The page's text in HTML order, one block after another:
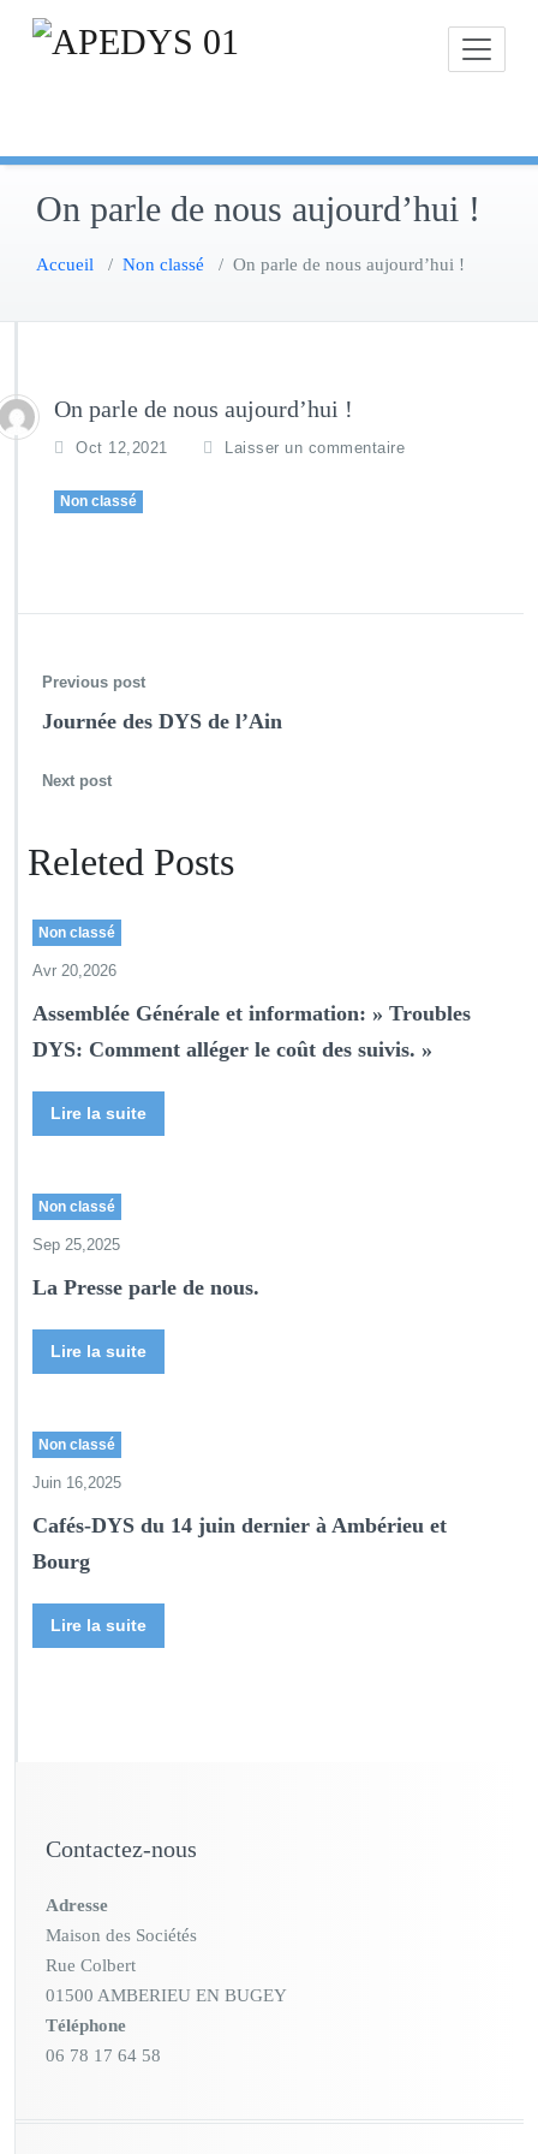
Skip
On parle de nous aujourd’hui !
Accueil / Non classé / On parle de nous aujourd’hui !
On parle de nous aujourd’hui !
Oct 12,2021 Laisser un commentaire
Non classé
Previous post
Journée des DYS de l’Ain
Next post
Releted Posts
Non classé
Avr 20,2026
Assemblée Générale et information: » Troubles
DYS: Comment alléger le coût des suivis. »
Lire la suite
Non classé
Sep 25,2025
La Presse parle de nous.
Lire la suite
Non classé
Juin 16,2025
Cafés-DYS du 14 juin dernier à Ambérieu et
Bourg
Lire la suite
Contactez-nous
Adresse
Maison des Sociétés
Rue Colbert
01500 AMBERIEU EN BUGEY
Téléphone
06 78 17 64 58